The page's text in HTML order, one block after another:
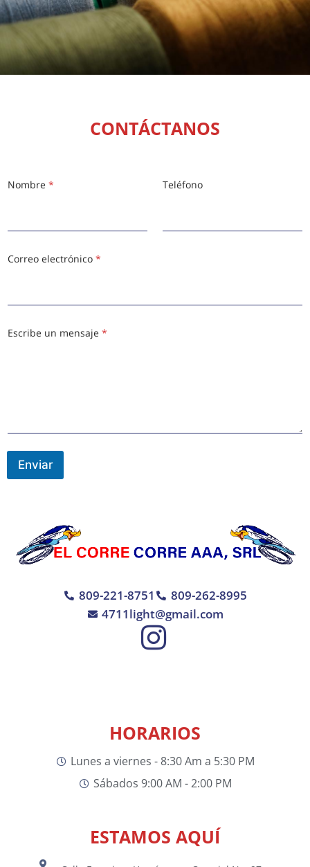
CONTÁCTANOS
Nombre * Teléfono
Correo electrónico *
Escribe un mensaje *
Enviar
809-221-8751
809-262-8995
4711light@gmail.com
HORARIOS
Lunes a viernes - 8:30 Am a 5:30 PM
Sábados 9:00 AM - 2:00 PM
ESTAMOS AQUÍ